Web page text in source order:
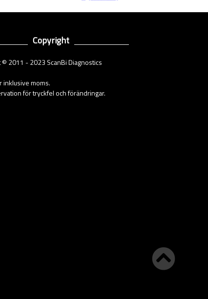
Copyright
© 2011 - 2023 ScanBi Diagnostics
inklusive moms.
för tryckfel och förändringar.